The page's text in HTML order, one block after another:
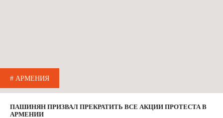
# АРМЕНИЯ
ПАШИНЯН ПРИЗВАЛ ПРЕКРАТИТЬ ВСЕ АКЦИИ ПРОТЕСТА В
АРМЕНИИ